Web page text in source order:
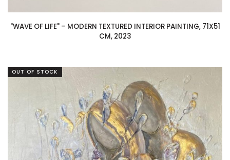
"WAVE OF LIFE" – MODERN TEXTURED INTERIOR PAINTING, 71X51
CM, 2023
OUT OF STOCK